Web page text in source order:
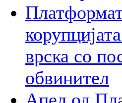
врска со
обвинител